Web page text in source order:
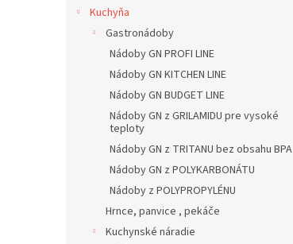
Kuchyňa
Gastronádoby
Nádoby GN PROFI LINE
Nádoby GN KITCHEN LINE
Nádoby GN BUDGET LINE
Nádoby GN z GRILAMIDU pre vysoké
teploty
Nádoby GN z TRITANU bez obsahu BPA
Nádoby GN z POLYKARBONÁTU
Nádoby z POLYPROPYLÉNU
Hrnce, panvice , pekáče
Kuchynské náradie